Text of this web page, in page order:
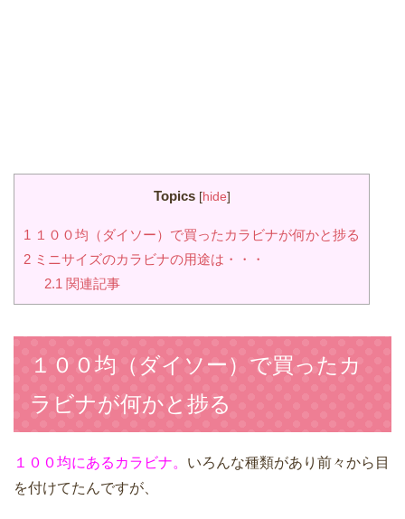
Topics [hide]
1 １００均（ダイソー）で買ったカラビナが何かと捗る
2 ミニサイズのカラビナの用途は・・・
2.1 関連記事
１００均（ダイソー）で買ったカ
ラビナが何かと捗る
１００均にあるカラビナ。 いろんな種類があり前々から目
を付けてたんですが、